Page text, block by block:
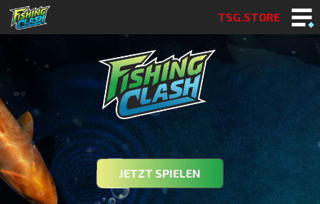
TSG.STORE
JETZT SPIELEN